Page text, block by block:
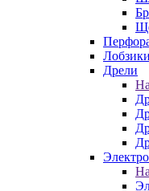
Лобзики
Дрели